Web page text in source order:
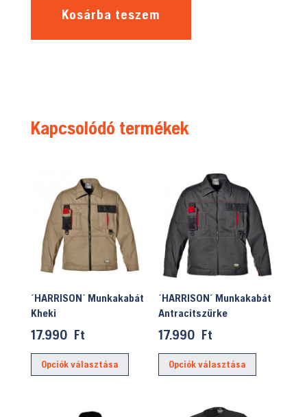
Kosárba teszem
Kapcsolódó termékek
´HARRISON´ Munkakabát
Kheki
17.990 Ft
Opciók választása
Ennek
´HARRISON´ Munkakabát
Antracitszürke
17.990 Ft
Opciók választása
Ennek